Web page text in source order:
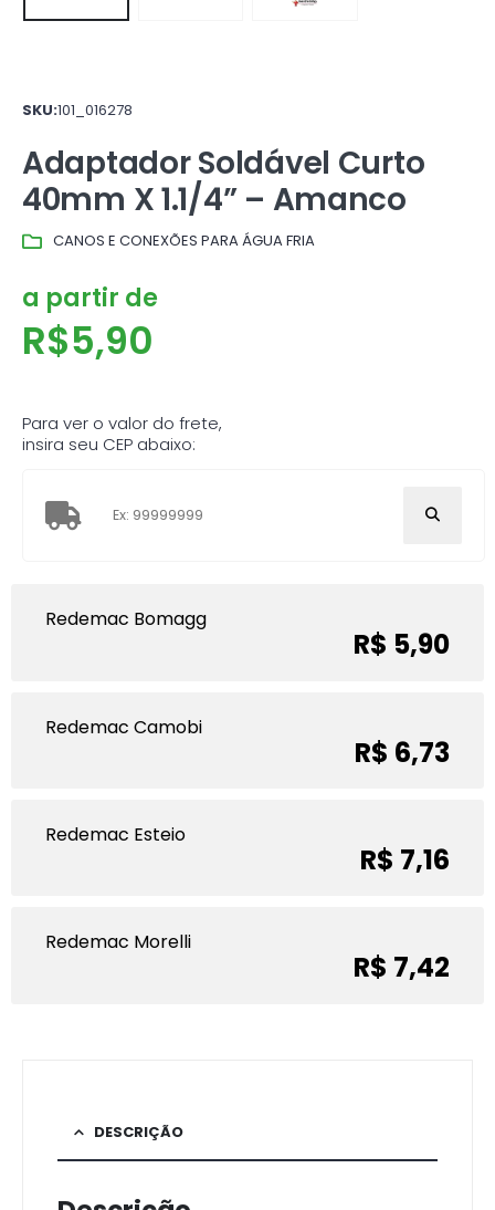
SKU:101_016278
Adaptador Soldável Curto
40mm X 1.1/4” – Amanco
CANOS E CONEXÕES PARA ÁGUA FRIA
a partir de
R$5,90
Para ver o valor do frete,
insira seu CEP abaixo:
Redemac Bomagg
R$ 5,90
Redemac Camobi
R$ 6,73
Redemac Esteio
R$ 7,16
Redemac Morelli
R$ 7,42
DESCRIÇÃO